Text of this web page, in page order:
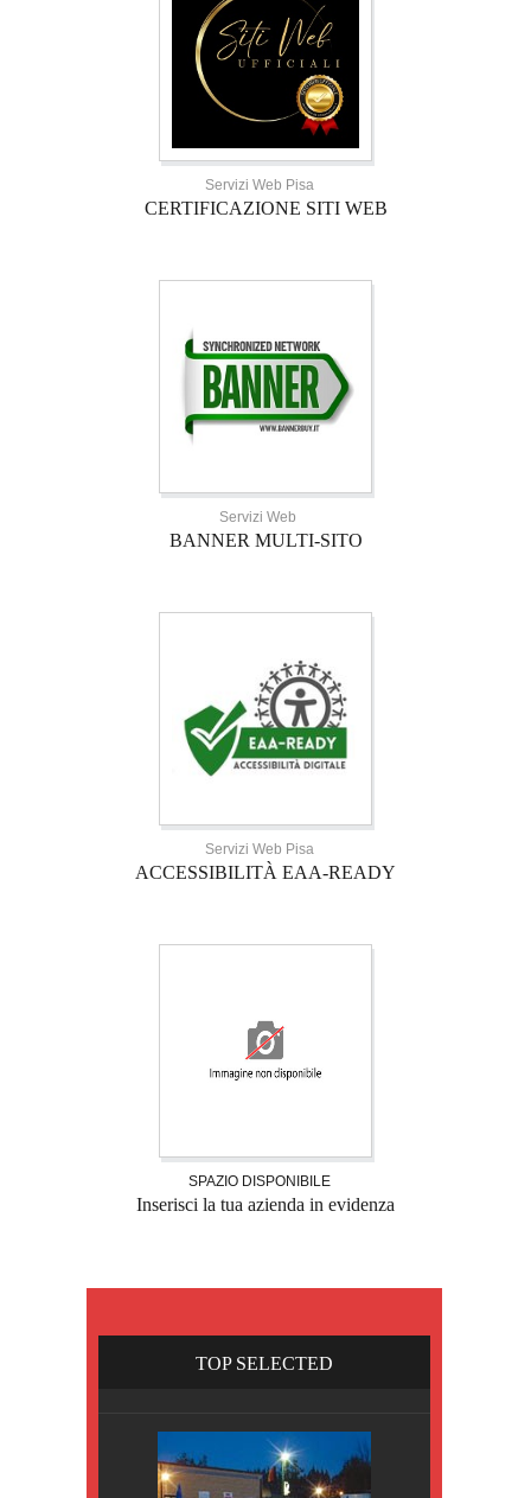
Servizi Web Pisa
CERTIFICAZIONE SITI WEB
Servizi Web
BANNER MULTI-SITO
Servizi Web Pisa
ACCESSIBILITÀ EAA-READY
SPAZIO DISPONIBILE
Inserisci la tua azienda in evidenza
TOP SELECTED